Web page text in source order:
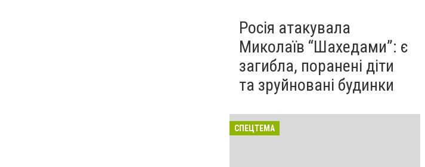
Росія атакувала
Миколаїв “Шахедами”: є
загибла, поранені діти
та зруйновані будинки
СПЕЦТЕМА